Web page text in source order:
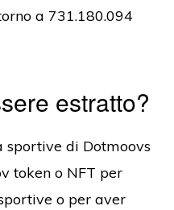
a 731.180.094
estratto?
di Dotmoovs
token o NFT per
o per aver